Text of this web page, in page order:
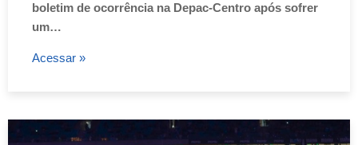
boletim de ocorrência na Depac-Centro após sofrer
um…
Acessar »